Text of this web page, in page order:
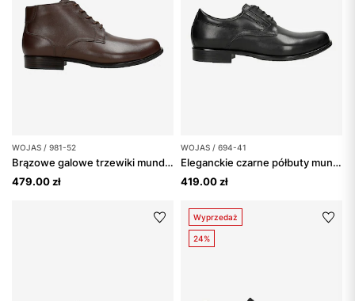
WOJAS / 981-52
Brązowe galowe trzewiki mundurowe ze skóry licowej
479.00 zł
WOJAS / 694-41
Eleganckie czarne półbuty mundurowe ze skóry pull up
419.00 zł
Wyprzedaż
24%